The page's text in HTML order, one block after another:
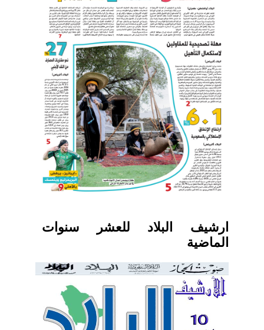
ارشيف البلاد للعشر سنوات
الماضية